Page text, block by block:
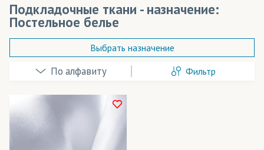
Подкладочные ткани - назначение:
Постельное белье
Баннеры
Баскетбольная форма
Выбрать назначение
Фильтр
Розничная цена